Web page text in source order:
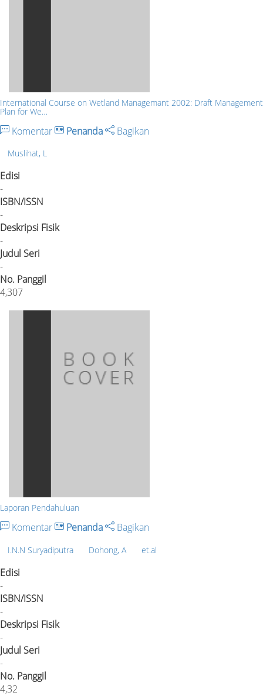
International Course on Wetland Managemant 2002: Draft Management
Plan for We…
Komentar Penanda Bagikan
Muslihat, L
Edisi
-
ISBN/ISSN
-
Deskripsi Fisik
-
Judul Seri
-
No. Panggil
4,307
Laporan Pendahuluan
Komentar Penanda Bagikan
I.N.N Suryadiputra Dohong, A et.al
Edisi
-
ISBN/ISSN
-
Deskripsi Fisik
-
Judul Seri
-
No. Panggil
4,32